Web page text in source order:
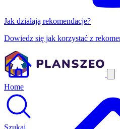
Jak działają rekomendacje?
Dowiedz się jak korzystać z
Home
Szukaj